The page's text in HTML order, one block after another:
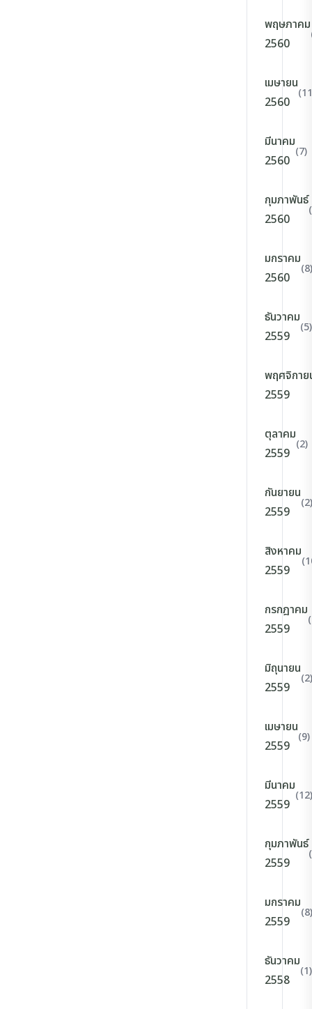
พฤษภาคม
2560
เมษายน
2560
มีนาคม
2560
(7)
กุมภาพันธ์
2560
มกราคม
2560
(8)
ธันวาคม
2559
(5)
พฤศจิกาย
2559
ตุลาคม
2559
(2)
กันยายน
2559
(2)
สิงหาคม
2559
กรกฎาคม
2559
มิถุนายน
2559
(2)
เมษายน
2559
(9)
มีนาคม
2559
(12)
กุมภาพันธ์
2559
มกราคม
2559
(8)
ธันวาคม
2558
(1)